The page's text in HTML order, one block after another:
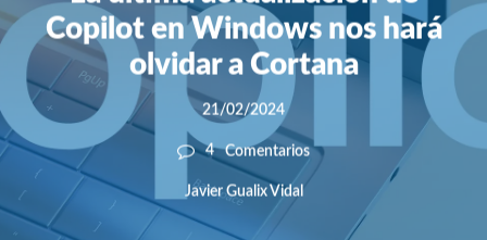
Copilot en Windows nos hará
olvidar a Cortana
21/02/2024
4 Comentarios
Javier Gualix Vidal